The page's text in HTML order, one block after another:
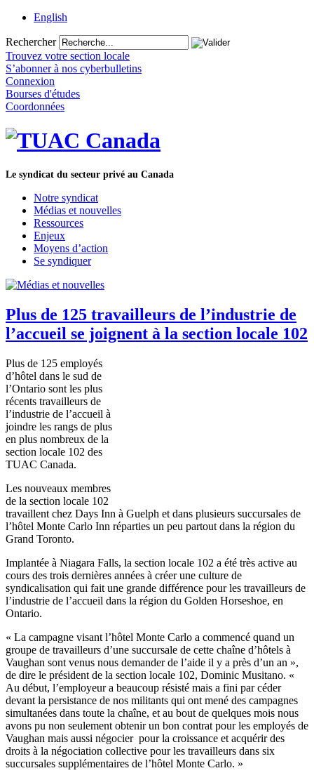
English
Rechercher
Trouvez votre section locale
S’abonner à nos cyberbulletins
Connexion
Bourses d'études
Coordonnées
Le syndicat du secteur privé au Canada
Notre syndicat
Médias et nouvelles
Ressources
Enjeux
Moyens d’action
Se syndiquer
Plus de 125 travailleurs de l’industrie de
l’accueil se joignent à la section locale 102
Plus de 125 employés
d’hôtel dans le sud de
l’Ontario sont les plus
récents travailleurs de
l’industrie de l’accueil à
joindre les rangs de plus
en plus nombreux de la
section locale 102 des
TUAC Canada.
Les nouveaux membres
de la section locale 102
travaillent chez Days Inn à Guelph et dans plusieurs succursales de
l’hôtel Monte Carlo Inn réparties un peu partout dans la région du
Grand Toronto.
Implantée à Niagara Falls, la section locale 102 a été très active au
cours des trois dernières années à créer une culture de
syndicalisation qui fait une grande différence pour les travailleurs de
l’industrie de l’accueil dans la région du Golden Horseshoe, en
Ontario.
« La campagne visant l’hôtel Monte Carlo a commencé quand un
groupe de travailleurs d’une succursale de cette chaîne d’hôtels à
Vaughan sont venus nous demander de l’aide il y a près d’un an »,
de dire le président de la section locale 102, Dominic Musitano. «
Au début, l’employeura beaucoup résisté mais a fini parcéder
devant la persistance de nos militants qui ont mené des campagnes
simultanées dans toute la chaîne, et au bout de quelques mois nous
avons pu non seulement obtenirun bon contrat pour les employés de
Vaughan mais aussi négocierpour la croissance et acquérirdes
droits à la négociation collective pour les travailleurs dans six
succursales supplémentaires de l’hôtel Monte Carlo. »